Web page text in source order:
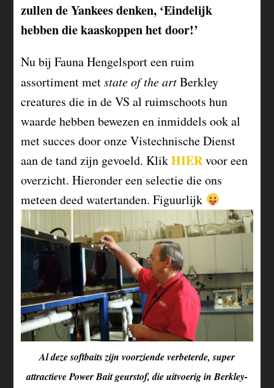
zullen de Yankees denken, ‘Eindelijk
hebben die kaaskoppen het door!’
Nu bij Fauna Hengelsport een ruim
assortiment metstate of the artBerkley
creatures die in de VS al ruimschoots hun
waarde hebben bewezen en inmiddels ook al
met succes door onze Vistechnische Dienst
aan de tand zijn gevoeld. KlikHIERvoor een
overzicht. Hieronder een selectie die ons
meteen deed watertanden. Figuurlijk
Al deze softbaits zijn voorziende verbeterde, super
attractieve Power Bait geurstof, die uitvoerig in Berkley-